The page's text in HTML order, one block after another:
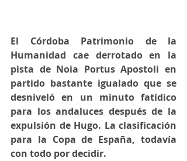
El Córdoba Patrimonio de la
Humanidad cae derrotado en la
pista de Noia Portus Apostoli en
partido bastante igualado que se
desniveló en un minuto fatídico
para los andaluces después de la
expulsión de Hugo. La clasificación
para la Copa de España, todavía
con todo por decidir.